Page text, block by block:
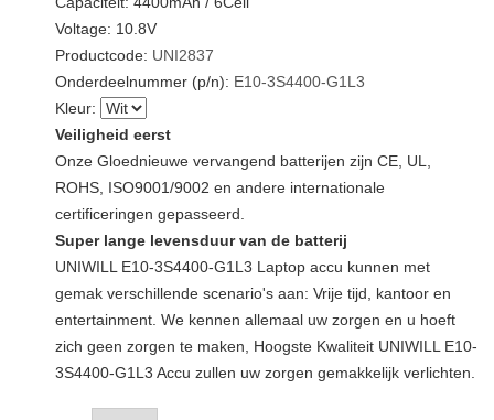
Voltage: 10.8V
Productcode: UNI2837
Onderdeelnummer (p/n): E10-3S4400-G1L3
Kleur:
Veiligheid eerst
Onze Gloednieuwe vervangend batterijen zijn CE, UL,
ROHS, ISO9001/9002 en andere internationale
certificeringen gepasseerd.
Super lange levensduur van de batterij
UNIWILL E10-3S4400-G1L3 Laptop accu kunnen met
gemak verschillende scenario's aan: Vrije tijd, kantoor en
entertainment. We kennen allemaal uw zorgen en u hoeft
zich geen zorgen te maken, Hoogste Kwaliteit UNIWILL E10-
3S4400-G1L3 Accu zullen uw zorgen gemakkelijk verlichten.